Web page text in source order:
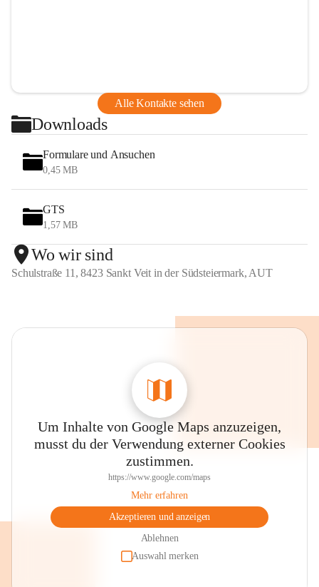
Alle Kontakte sehen
Downloads
Formulare und Ansuchen
0,45 MB
GTS
1,57 MB
Wo wir sind
Schulstraße 11, 8423 Sankt Veit in der Südsteiermark, AUT
Um Inhalte von Google Maps anzuzeigen,
musst du der Verwendung externer Cookies
zustimmen.
https://www.google.com/maps
Mehr erfahren
Akzeptieren und anzeigen
Ablehnen
Auswahl merken